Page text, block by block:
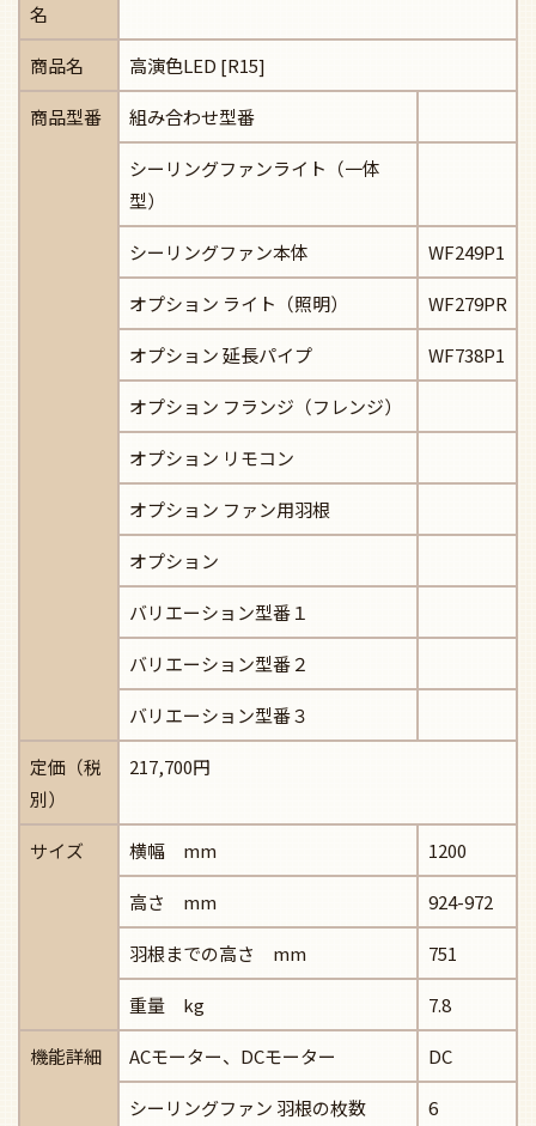
名
商品名 高演色LED [R15]
商品型番 組み合わせ型番
シーリングファンライト（一体
型）
シーリングファン本体 WF249P1
オプション ライト（照明） WF279PR
オプション 延長パイプ WF738P1
オプション フランジ（フレンジ）
オプション リモコン
オプション ファン用羽根
オプション
バリエーション型番１
バリエーション型番２
バリエーション型番３
定価（税
別）
217,700円
サイズ 横幅 mm 1200
高さ mm 924-972
羽根までの高さ mm 751
重量 kg 7.8
機能詳細 ACモーター、DCモーター DC
シーリングファン 羽根の枚数 6